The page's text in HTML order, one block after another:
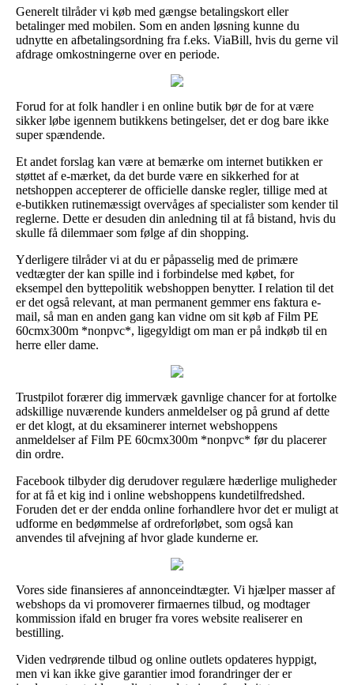
Generelt tilråder vi køb med gængse betalingskort eller
betalinger med mobilen. Som en anden løsning kunne du
udnytte en afbetalingsordning fra f.eks. ViaBill, hvis du gerne vil
afdrage omkostningerne over en periode.
Forud for at folk handler i en online butik bør de for at være
sikker løbe igennem butikkens betingelser, det er dog bare ikke
super spændende.
Et andet forslag kan være at bemærke om internet butikken er
støttet af e-mærket, da det burde være en sikkerhed for at
netshoppen accepterer de officielle danske regler, tillige med at
e-butikken rutinemæssigt overvåges af specialister som kender til
reglerne. Dette er desuden din anledning til at få bistand, hvis du
skulle få dilemmaer som følge af din shopping.
Yderligere tilråder vi at du er påpasselig med de primære
vedtægter der kan spille ind i forbindelse med købet, for
eksempel den byttepolitik webshoppen benytter. I relation til det
er det også relevant, at man permanent gemmer ens faktura e-
mail, så man en anden gang kan vidne om sit køb af Film PE
60cmx300m *nonpvc*, ligegyldigt om man er på indkøb til en
herre eller dame.
Trustpilot forærer dig immervæk gavnlige chancer for at fortolke
adskillige nuværende kunders anmeldelser og på grund af dette
er det klogt, at du eksaminerer internet webshoppens
anmeldelser af Film PE 60cmx300m *nonpvc* før du placerer
din ordre.
Facebook tilbyder dig derudover regulære hæderlige muligheder
for at få et kig ind i online webshoppens kundetilfredshed.
Foruden det er der endda online forhandlere hvor det er muligt at
udforme en bedømmelse af ordreforløbet, som også kan
anvendes til afvejning af hvor glade kunderne er.
Vores side finansieres af annonceindtægter. Vi hjælper masser af
webshops da vi promoverer firmaernes tilbud, og modtager
kommission ifald en bruger fra vores website realiserer en
bestilling.
Viden vedrørende tilbud og online outlets opdateres hyppigt,
men vi kan ikke give garantier imod forandringer der er